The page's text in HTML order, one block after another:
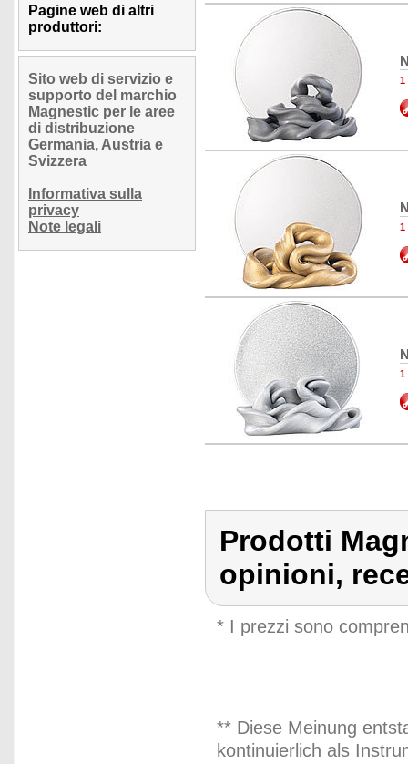
Pagine web di altri
produttori:
Sito web di servizio e
supporto del marchio
Magnestic per le aree
di distribuzione
Germania, Austria e
Svizzera
Informativa sulla
privacy
Note legali
1
1
1
Prodotti
opinioni,
* I prezzi sono
** Diese Meinung
kontinuierlich als